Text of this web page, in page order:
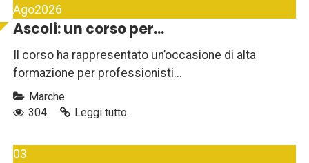
Ago2026
Ascoli: un corso per...
Il corso ha rappresentato un’occasione di alta
formazione per professionisti...
Marche
304
Leggi tutto...
03